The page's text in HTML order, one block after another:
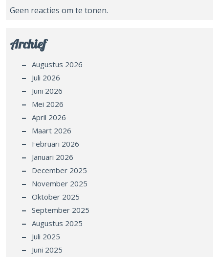
Geen reacties om te tonen.
Archief
Augustus 2026
Juli 2026
Juni 2026
Mei 2026
April 2026
Maart 2026
Februari 2026
Januari 2026
December 2025
November 2025
Oktober 2025
September 2025
Augustus 2025
Juli 2025
Juni 2025